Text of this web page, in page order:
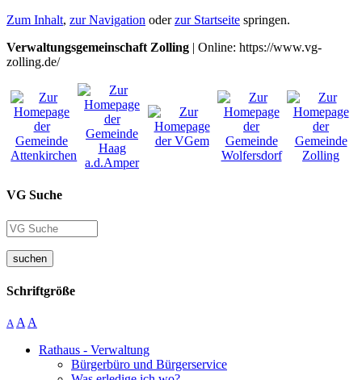
Zum Inhalt, zur Navigation oderzur Startseite springen.
Verwaltungsgemeinschaft Zolling | Online: https://www.vg-
zolling.de/
VG Suche
suchen
Schriftgröße
A A A
Rathaus - Verwaltung
Bürgerbüro und Bürgerservice